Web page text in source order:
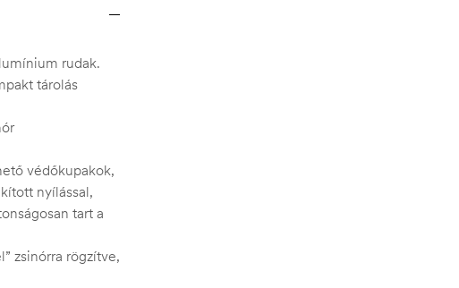
rudak.
tárolás
védőkupakok,
nyílással,
tart a
zsinórra rögzítve,